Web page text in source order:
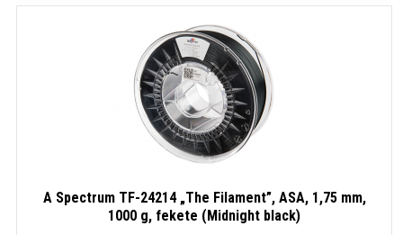
A Spectrum TF-24214 „The Filament”, ASA, 1,75 mm,
1000 g, fekete (Midnight black)